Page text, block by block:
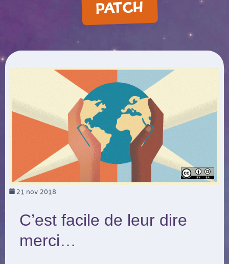
PATCH
21 nov 2018
C’est facile de leur dire
merci…